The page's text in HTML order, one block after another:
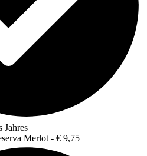
Jahres
Merlot - € 9,75